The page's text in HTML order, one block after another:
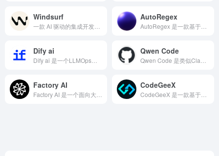
Windsurf AutoRegex
Dify ai Qwen Code
Factory AI CodeGeeX